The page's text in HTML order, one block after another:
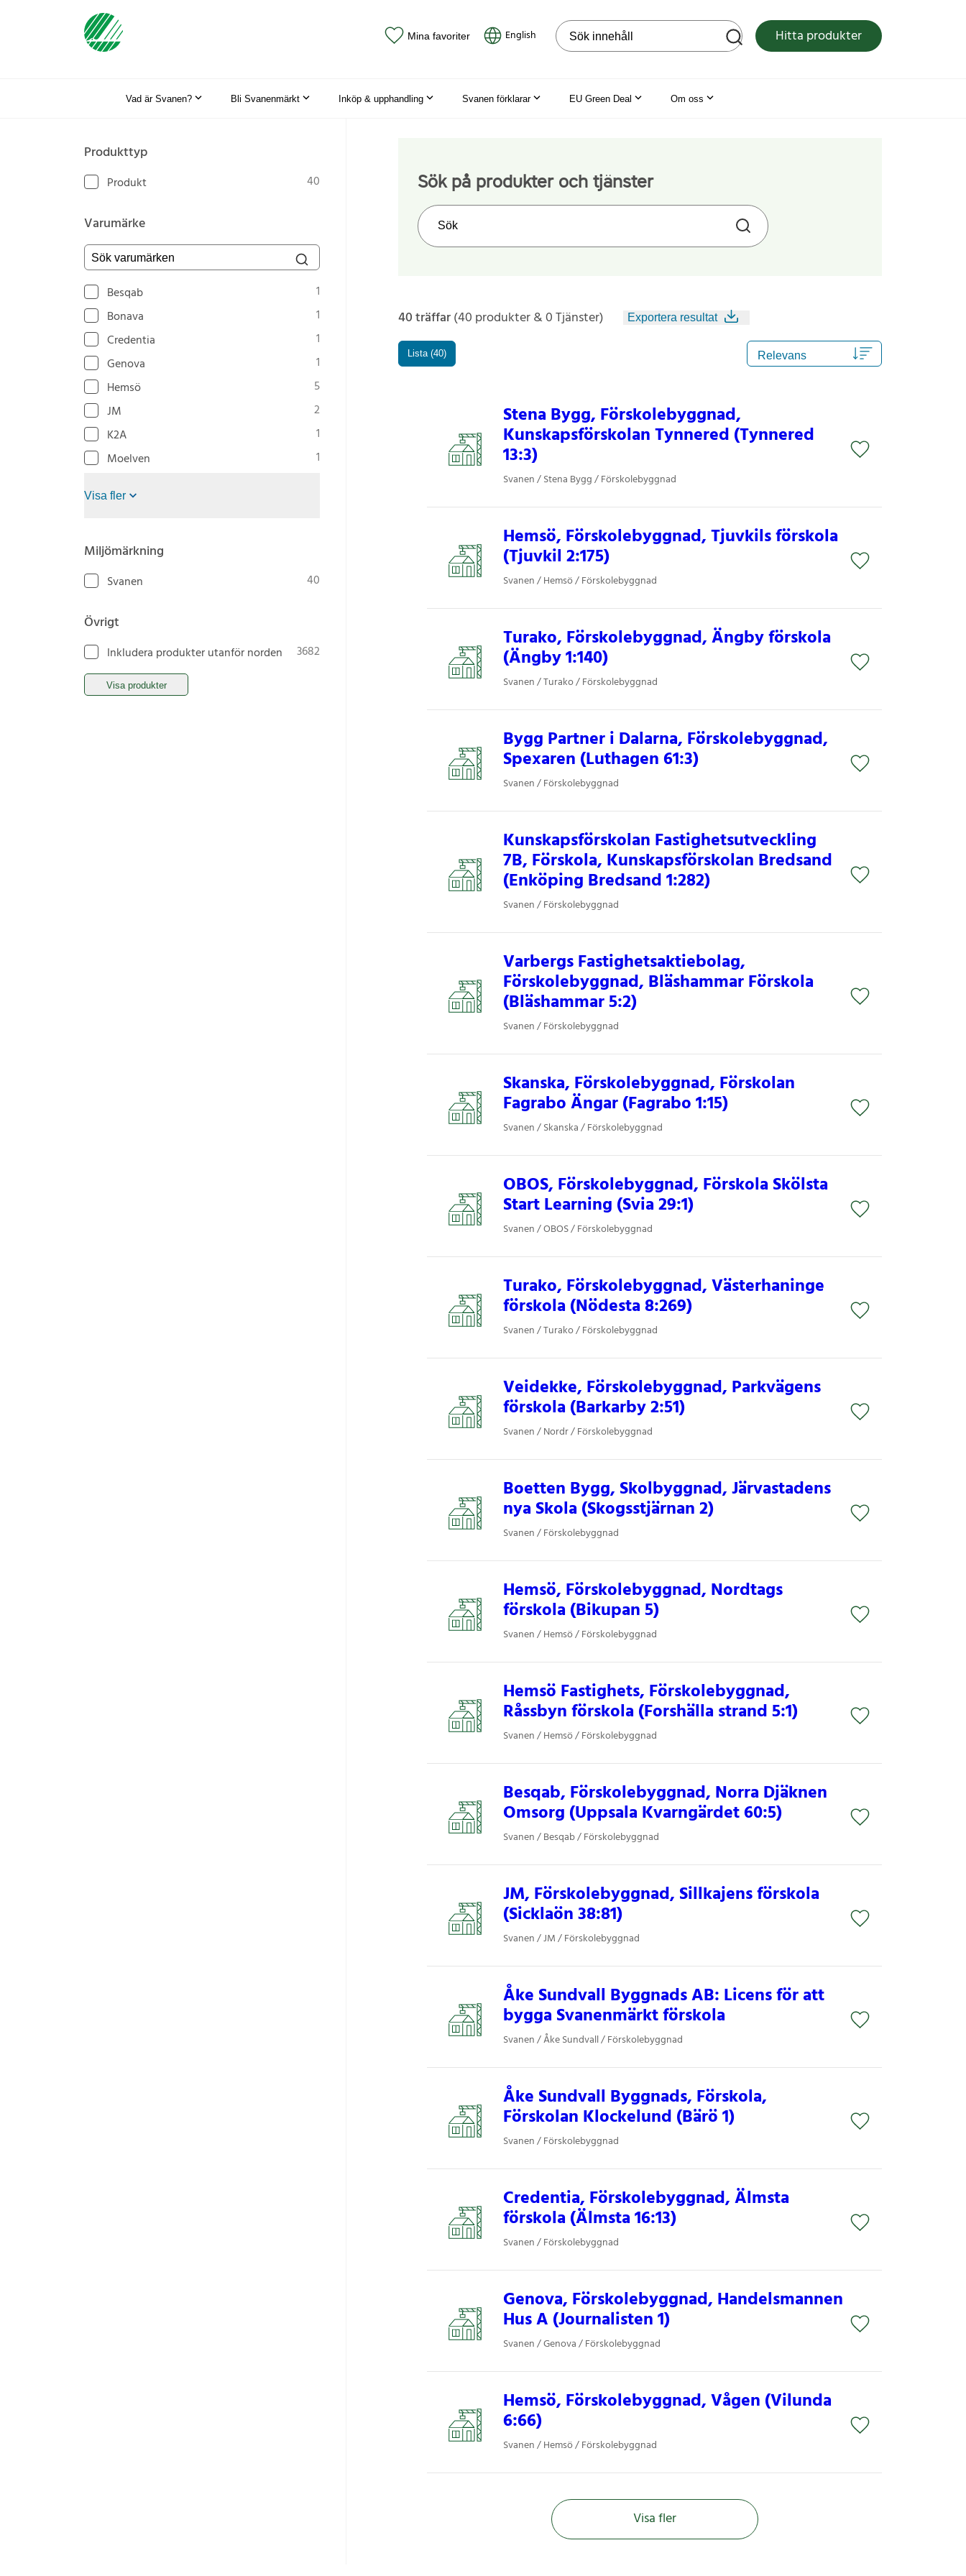
Mina favoriter English Sök på webbplatsen Hitta produkter
Vad är Svanen? Bli Svanenmärkt Inköp & upphandling Svanen förklarar EU Green Deal Om oss
Sök på produkter och tjänster
Sök på webbplatsen
40 träffar(40 produkter & 0 Tjänster) Exportera resultat
Lista (40)
Stena Bygg, Förskolebyggnad,
Kunskapsförskolan Tynnered (Tynnered
13:3)
Svanen / Stena Bygg / Förskolebyggnad
Hemsö, Förskolebyggnad, Tjuvkils förskola
(Tjuvkil 2:175)
Svanen / Hemsö / Förskolebyggnad
Turako, Förskolebyggnad, Ängby förskola
(Ängby 1:140)
Svanen / Turako / Förskolebyggnad
Bygg Partner i Dalarna, Förskolebyggnad,
Spexaren (Luthagen 61:3)
Svanen / Förskolebyggnad
Kunskapsförskolan Fastighetsutveckling
7B, Förskola, Kunskapsförskolan Bredsand
(Enköping Bredsand 1:282)
Svanen / Förskolebyggnad
Varbergs Fastighetsaktiebolag,
Förskolebyggnad, Bläshammar Förskola
(Bläshammar 5:2)
Svanen / Förskolebyggnad
Skanska, Förskolebyggnad, Förskolan
Fagrabo Ängar (Fagrabo 1:15)
Svanen / Skanska / Förskolebyggnad
OBOS, Förskolebyggnad, Förskola Skölsta
Start Learning (Svia 29:1)
Svanen / OBOS / Förskolebyggnad
Turako, Förskolebyggnad, Västerhaninge
förskola (Nödesta 8:269)
Svanen / Turako / Förskolebyggnad
Veidekke, Förskolebyggnad, Parkvägens
förskola (Barkarby 2:51)
Svanen / Nordr / Förskolebyggnad
Boetten Bygg, Skolbyggnad, Järvastadens
nya Skola (Skogsstjärnan 2)
Svanen / Förskolebyggnad
Hemsö, Förskolebyggnad, Nordtags
förskola (Bikupan 5)
Svanen / Hemsö / Förskolebyggnad
Hemsö Fastighets, Förskolebyggnad,
Råssbyn förskola (Forshälla strand 5:1)
Svanen / Hemsö / Förskolebyggnad
Besqab, Förskolebyggnad, Norra Djäknen
Omsorg (Uppsala Kvarngärdet 60:5)
Svanen / Besqab / Förskolebyggnad
JM, Förskolebyggnad, Sillkajens förskola
(Sicklaön 38:81)
Svanen / JM / Förskolebyggnad
Åke Sundvall Byggnads AB: Licens för att
bygga Svanenmärkt förskola
Svanen / Åke Sundvall / Förskolebyggnad
Åke Sundvall Byggnads, Förskola,
Förskolan Klockelund (Bärö 1)
Svanen / Förskolebyggnad
Credentia, Förskolebyggnad, Älmsta
förskola (Älmsta 16:13)
Svanen / Förskolebyggnad
Genova, Förskolebyggnad, Handelsmannen
Hus A (Journalisten 1)
Svanen / Genova / Förskolebyggnad
Hemsö, Förskolebyggnad, Vågen (Vilunda
6:66)
Svanen / Hemsö / Förskolebyggnad
Visa fler
Produkttyp
Produkt 40
Varumärke
Sök varumärken
Besqab
1
Bonava
1
Credentia
1
Genova
1
Hemsö
5
JM
2
K2A
1
Moelven
1
Visa fler
Miljömärkning
Svanen 40
Övrigt
Inkludera produkter utanför norden 3682
Visa produkter